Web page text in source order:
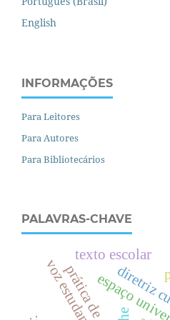
English
INFORMAÇÕES
Para Leitores
Para Autores
Para Bibliotecários
PALAVRAS-CHAVE
diretriz
texto escolar
voz estudantil